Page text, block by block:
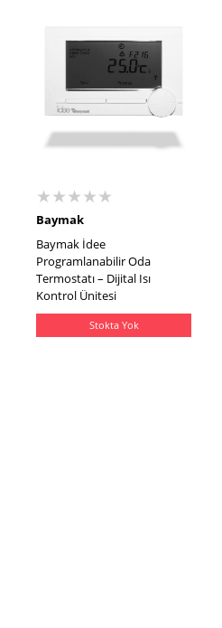
★★★★★
Baymak
Baymak İdee
Programlanabilir Oda
Termostatı – Dijital Isı
Kontrol Ünitesi
Stokta Yok